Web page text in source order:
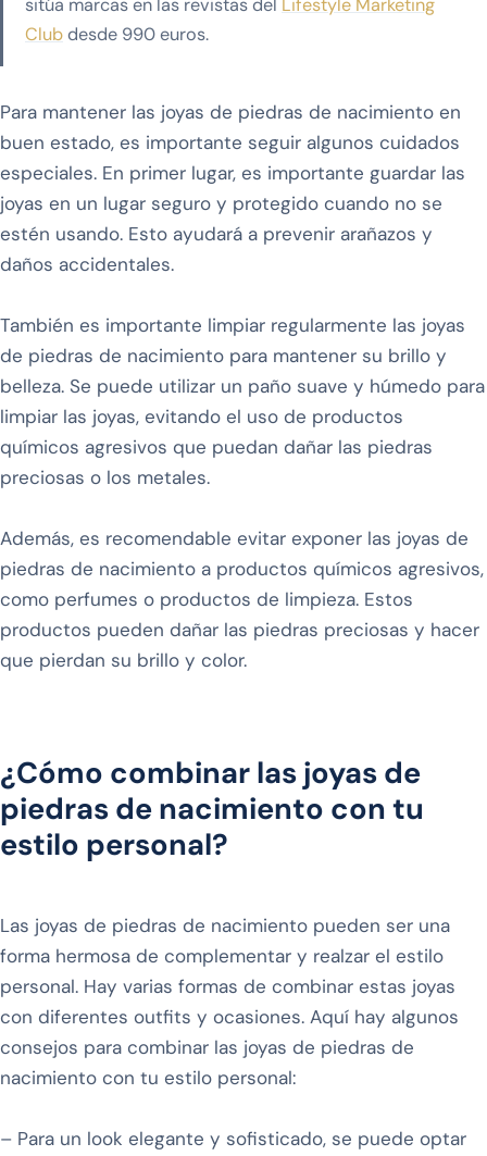
sitúa marcas en las revistas del Lifestyle Marketing
Clubdesde 990 euros.
Para mantener las joyas de piedras de nacimiento en
buen estado, es importante seguir algunos cuidados
especiales. En primer lugar, es importante guardar las
joyas en un lugar seguro y protegido cuando no se
estén usando. Esto ayudará a prevenir arañazos y
daños accidentales.
También es importante limpiar regularmente las joyas
de piedras de nacimiento para mantener su brillo y
belleza. Se puede utilizar un paño suave y húmedo para
limpiar las joyas, evitando el uso de productos
químicos agresivos que puedan dañar las piedras
preciosas o los metales.
Además, es recomendable evitar exponer las joyas de
piedras de nacimiento a productos químicos agresivos,
como perfumes o productos de limpieza. Estos
productos pueden dañar las piedras preciosas y hacer
que pierdan su brillo y color.
¿Cómo combinar las joyas de
piedras de nacimiento con tu
estilo personal?
Las joyas de piedras de nacimiento pueden ser una
forma hermosa de complementar y realzar el estilo
personal. Hay varias formas de combinar estas joyas
con diferentes outfits y ocasiones. Aquí hay algunos
consejos para combinar las joyas de piedras de
nacimiento con tu estilo personal:
– Para un look elegante y sofisticado, se puede optar